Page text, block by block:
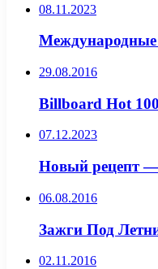
08.11.2023
Международные
29.08.2016
Billboard Hot
07.12.2023
Новый рецепт
06.08.2016
Зажги Под
02.11.2016